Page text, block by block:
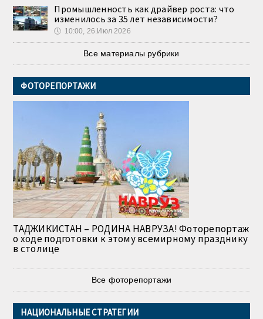
Промышленность как драйвер роста: что
изменилось за 35 лет независимости?
🕔 10:00, 26.Июл 2026
Все материалы рубрики
ФОТОРЕПОРТАЖИ
ТАДЖИКИСТАН – РОДИНА НАВРУЗА! Фоторепортаж
о ходе подготовки к этому всемирному празднику
в столице
Все фоторепортажи
НАЦИОНАЛЬНЫЕ СТРАТЕГИИ